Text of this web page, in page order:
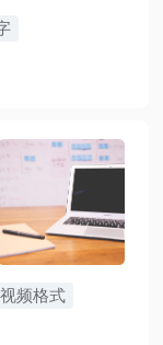
频格式